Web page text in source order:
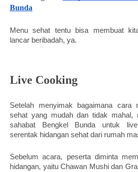
Bunda
Menu sehat tentu bisa membuat
lancar beribadah, ya.
Live Cooking
Setelah menyimak bagaimana cara
sehat yang mudah dan tidak mahal,
sahabat Bengkel Bunda untuk
serentak hidangan sehat dari rumah
Sebelum acara, peserta diminta
hidangan, yaitu Chawan Mushi dan